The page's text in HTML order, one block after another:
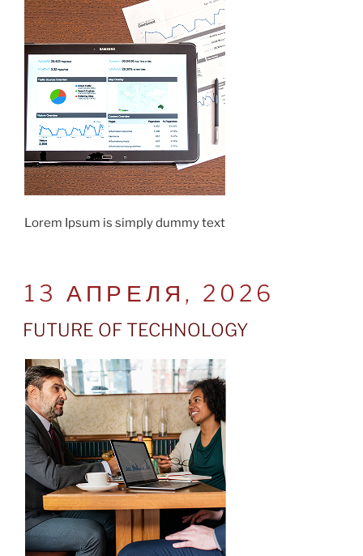
Lorem Ipsum is simply dummy text
POSTED
ON
13 АПРЕЛЯ, 2026
FUTURE OF TECHNOLOGY